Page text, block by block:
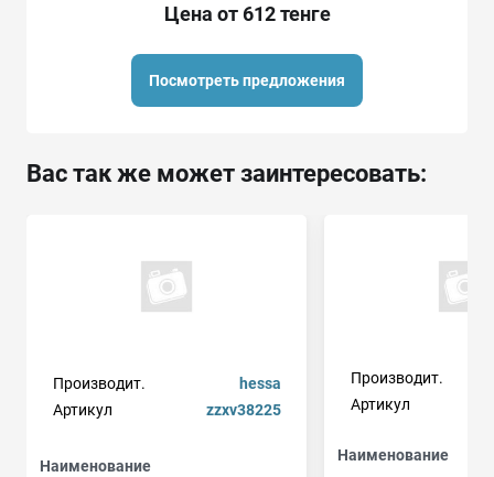
Цена от 612 тенге
Посмотреть предложения
Вас так же может заинтересовать:
Производит.
hessa
Артикул
zzxv38225
Наименование
Производит.
Артикул
Наименование